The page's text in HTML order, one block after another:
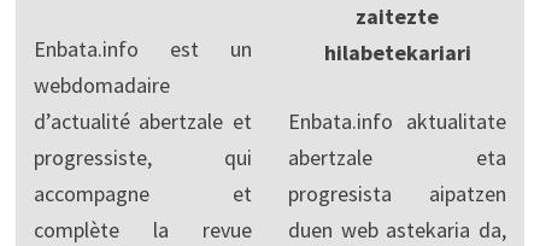
Enbata.info est un
webdomadaire
d’actualité abertzale et
progressiste, qui
accompagne et
complète la revue
zaitezte
hilabetekariari
Enbata.info aktualitate
abertzale eta
progresista aipatzen
duen web astekaria da,